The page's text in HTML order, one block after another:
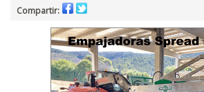
Compartir: